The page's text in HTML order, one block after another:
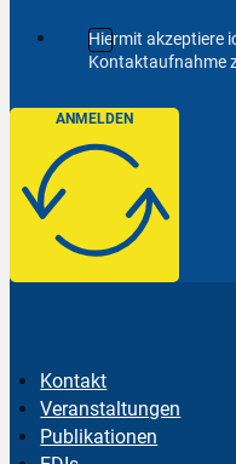
Hiermit akzeptiere
Kontaktaufnahme
ANMELDEN
Kontakt
Veranstaltungen
Publikationen